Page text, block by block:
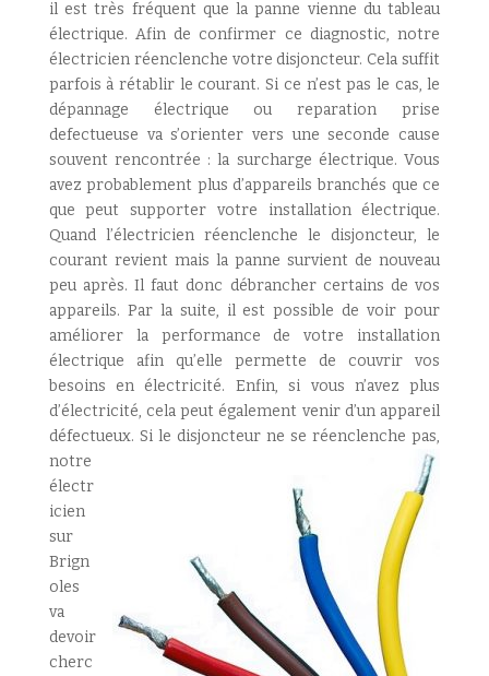
il est très fréquent que la panne vienne du tableau
électrique. Afin de confirmer ce diagnostic, notre
électricien réenclenche votre disjoncteur. Cela suffit
parfois à rétablir le courant. Si ce n’est pas le cas, le
dépannage électrique ou reparation prise
defectueuse va s’orienter vers une seconde cause
souvent rencontrée : la surcharge électrique. Vous
avez probablement plus d’appareils branchés que ce
que peut supporter votre installation électrique.
Quand l’électricien réenclenche le disjoncteur, le
courant revient mais la panne survient de nouveau
peu après. Il faut donc débrancher certains de vos
appareils. Par la suite, il est possible de voir pour
améliorer la performance de votre installation
électrique afin qu’elle permette de couvrir vos
besoins en électricité. Enfin, si vous n’avez plus
d’électricité, cela peut également venir d’un appareil
défectueux. Si le disjoncteur ne se réenclenche pas,
notre
électr
icien
sur
Brign
oles
va
devoir
cherc